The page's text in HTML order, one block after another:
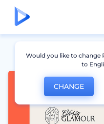
Would you like to change
to
CHANGE